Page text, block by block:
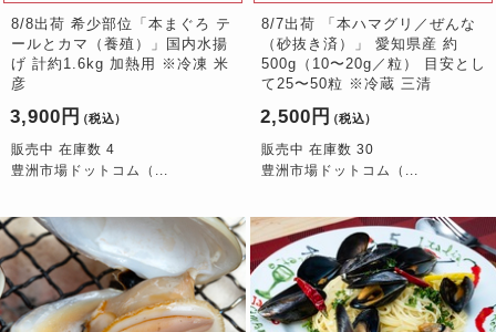
8/8出荷 希少部位「本まぐろ テ
ールとカマ（養殖）」国内水揚
げ 計約1.6kg 加熱用 ※冷凍 米
彦
3,900円 （税込）
販売中 在庫数 4
豊洲市場ドットコム（...
8/7出荷 「本ハマグリ／ぜんな
（砂抜き済）」 愛知県産 約
500g（10〜20g／粒） 目安とし
て25〜50粒 ※冷蔵 三清
2,500円 （税込）
販売中 在庫数 30
豊洲市場ドットコム（...